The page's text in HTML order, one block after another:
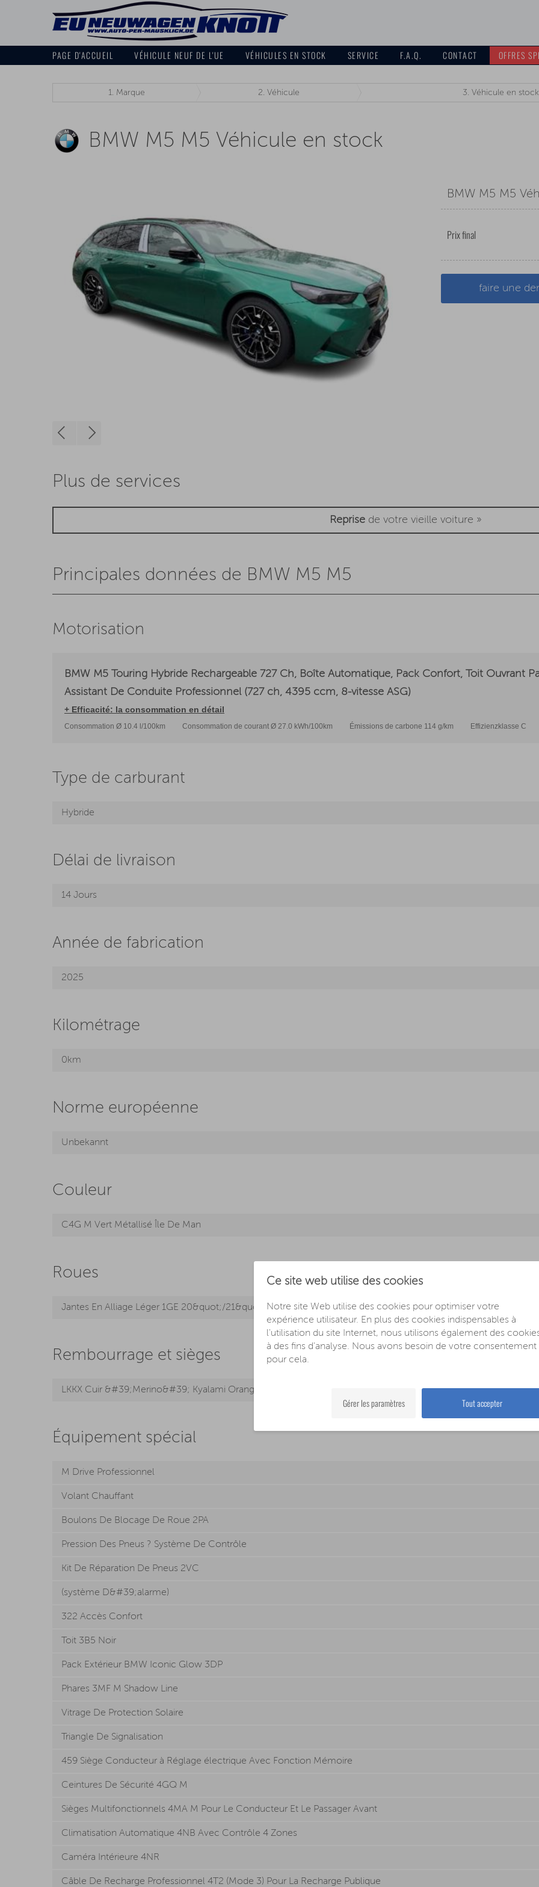
PAGE D'ACCUEIL VÉHICULE NEUF DE L'UE VÉHICULES EN STOCK SERVICE F.A.Q. CONTACT OFFRES
1. Marque 2. Véhicule 3. Véhicule en stock
BMW M5 M5 Véhicule en stock
BMW M5 M5
Prix final
faire une
Plus de services
Reprise de votre vieille voiture »
Principales données de BMW M5 M5
Motorisation
BMW M5 Touring Hybride Rechargeable 727 Ch, Boîte Automatique, Pack Confort, Toit Ouvrant
Assistant De Conduite Professionnel (727 ch, 4395 ccm, 8-vitesse ASG)
+ Efficacité: la consommation en détail
Consommation Ø 10.4 l/100km Consommation de courant Ø 27.0 kWh/100km Émissions de carbone 114 g/km Effizienzklasse C
Type de carburant
Hybride
Délai de livraison
14 Jours
Année de fabrication
2025
Kilométrage
0km
Norme européenne
Unbekannt
Couleur
C4G M Vert Métallisé Île De Man
Roues
Jantes En Alliage Léger 1GE 20&quot;/21&quot; M à Double Rayon 952 M Bicolores Noires
Rembourrage et sièges
LKKX Cuir &#39;Merino&#39; Kyalami Orange/Noir
Équipement spécial
M Drive Professionnel
Volant Chauffant
Boulons De Blocage De Roue 2PA
Pression Des Pneus ? Système De Contrôle
Kit De Réparation De Pneus 2VC
(système D&#39;alarme)
322 Accès Confort
Toit 3B5 Noir
Pack Extérieur BMW Iconic Glow 3DP
Phares 3MF M Shadow Line
Vitrage De Protection Solaire
Triangle De Signalisation
459 Siège Conducteur à Réglage électrique Avec Fonction Mémoire
Ceintures De Sécurité 4GQ M
Sièges Multifonctionnels 4MA M Pour Le Conducteur Et Le Passager Avant
Climatisation Automatique 4NB Avec Contrôle 4 Zones
Caméra Intérieure 4NR
Câble De Recharge Professionnel 4T2 (Mode 3) Pour La Recharge Publique
Ce site web utilise des cookies
Notre site Web utilise des cookies pour optimiser votre
expérience utilisateur. En plus des cookies indispensables à
l'utilisation du site Internet, nous utilisons également des
à des fins d'analyse. Nous avons besoin de votre consentement
pour cela.
Tout accepter
Gérer les paramètres